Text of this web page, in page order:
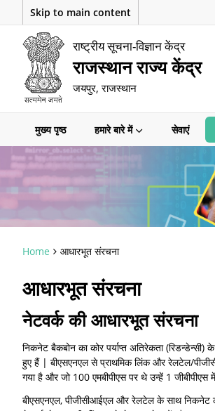
Skip to main content
राष्ट्रीय सूचना-विज्ञान केंद्र
राजस्थान राज्य केंद्र
जयपुर, राजस्थान
मुख्य पृष्ठ हमारे बारे में सेवाएं
Home आधारभूत संरचना
आधारभूत संरचना
नेटवर्क की आधारभूत संरचना
निकनेट बैकबोन का कोर पर्याप्त अतिरेकता
हुए हैं | बीएसएनएल से प्राथमिक लिंक और रेलटेल/
गया है और जो 100 एमबीपीएस पर थे उन्हें 1 जीबीपीएस
बीएसएनएल, पीजीसीआईएल और रेलटेल के साथ निकनेट